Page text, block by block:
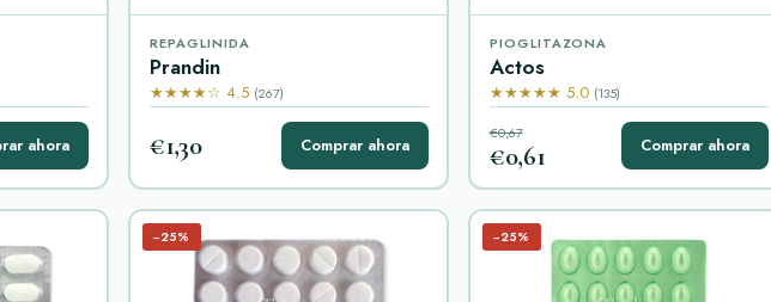
ahora
REPAGLINIDA
Prandin
★★★★☆ 4.5 (267)
€1,30 Comprar ahora
PIOGLITAZONA
Actos
★★★★★ 5.0 (135)
€0,67
€0,61 Comprar ahora
−25% −25%